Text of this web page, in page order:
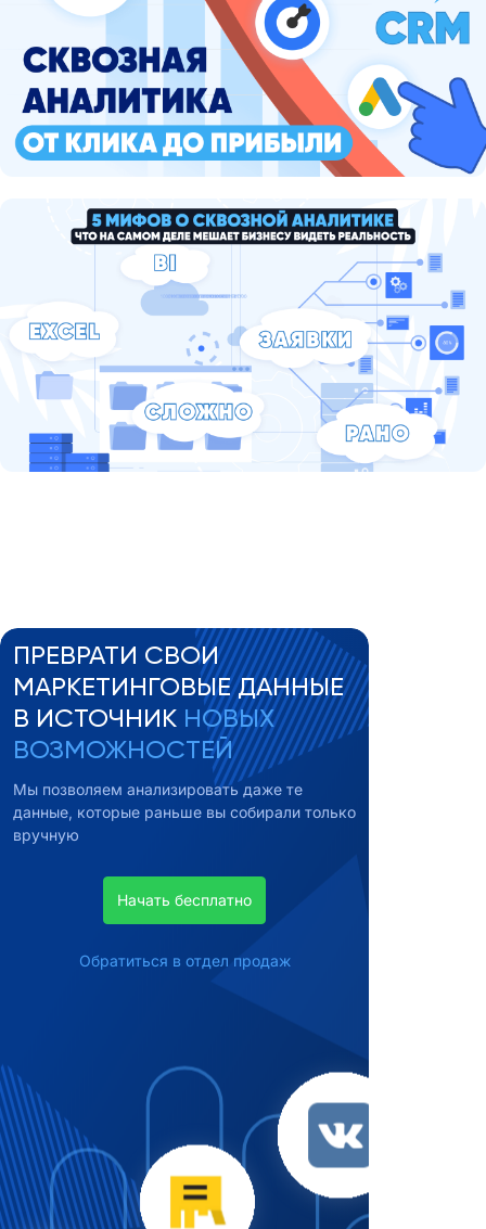
ПРЕВРАТИ СВОИ
МАРКЕТИНГОВЫЕ ДАННЫЕ
В ИСТОЧНИК НОВЫХ
ВОЗМОЖНОСТЕЙ
Мы позволяем анализировать даже те
данные, которые раньше вы собирали только
вручную
Начать бесплатно
Обратиться в отдел продаж